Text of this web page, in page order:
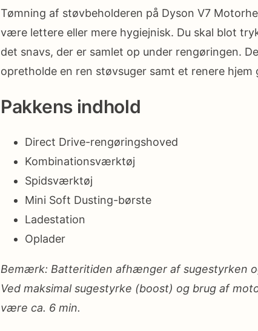
Tømning af støvbeholderen på Dyson V7
være lettere eller mere hygiejnisk. Du skal blot
det snavs, der er samlet op under rengøringen.
opretholde en ren støvsuger samt et renere hjem
Pakkens indhold
Direct Drive-rengøringshoved
Kombinationsværktøj
Spidsværktøj
Mini Soft Dusting-børste
Ladestation
Oplader
Bemærk: Batteritiden afhænger af sugestyrken
Ved maksimal sugestyrke (boost) og brug af
være ca. 6 min.